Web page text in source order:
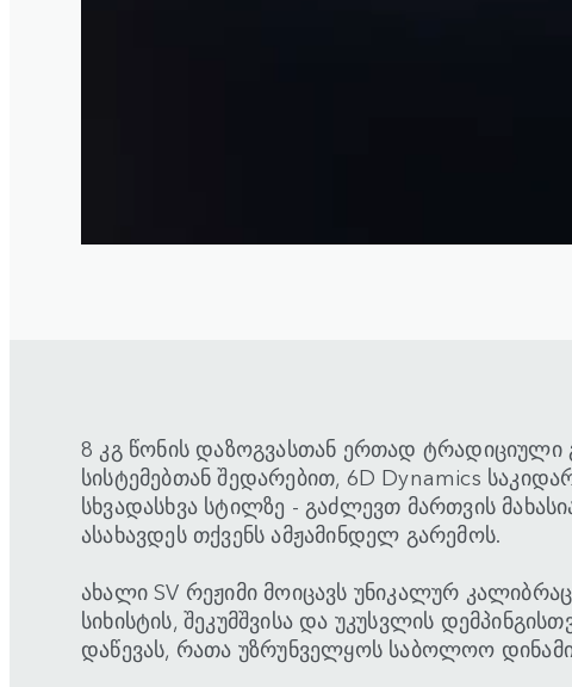
8 კგ წონის დაზოგვასთან ერთად ტრადიციული
სისტემებთან შედარებით, 6D Dynamics
სხვადასხვა სტილზე - გაძლევთ მართვის
ასახავდეს თქვენს ამჟამინდელ გარემოს.
ახალი SV რეჟიმი მოიცავს უნიკალურ
სიხისტის, შეკუმშვისა და უკუსვლის
დაწევას, რათა უზრუნველყოს საბოლოო